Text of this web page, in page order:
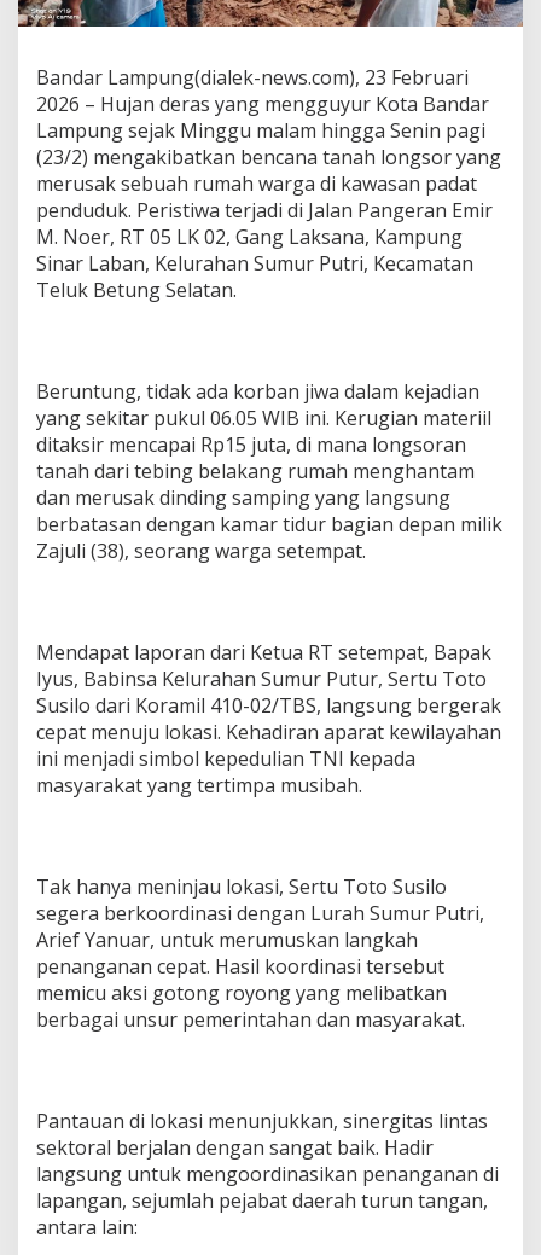
g
a
n
g
T
e
r
d
a
m
p
n
g
s
o
r
Bandar Lampung(dialek-news.com), 23 Februari
2026 – Hujan deras yang mengguyur Kota Bandar
Lampung sejak Minggu malam hingga Senin pagi
(23/2) mengakibatkan bencana tanah longsor yang
merusak sebuah rumah warga di kawasan padat
penduduk. Peristiwa terjadi di Jalan Pangeran Emir
M. Noer, RT 05 LK 02, Gang Laksana, Kampung
Sinar Laban, Kelurahan Sumur Putri, Kecamatan
Teluk Betung Selatan.
Beruntung, tidak ada korban jiwa dalam kejadian
yang sekitar pukul 06.05 WIB ini. Kerugian materiil
ditaksir mencapai Rp15 juta, di mana longsoran
tanah dari tebing belakang rumah menghantam
dan merusak dinding samping yang langsung
berbatasan dengan kamar tidur bagian depan milik
Zajuli (38), seorang warga setempat.
Mendapat laporan dari Ketua RT setempat, Bapak
Iyus, Babinsa Kelurahan Sumur Putur, Sertu Toto
Susilo dari Koramil 410-02/TBS, langsung bergerak
cepat menuju lokasi. Kehadiran aparat kewilayahan
ini menjadi simbol kepedulian TNI kepada
masyarakat yang tertimpa musibah.
Tak hanya meninjau lokasi, Sertu Toto Susilo
segera berkoordinasi dengan Lurah Sumur Putri,
Arief Yanuar, untuk merumuskan langkah
penanganan cepat. Hasil koordinasi tersebut
memicu aksi gotong royong yang melibatkan
berbagai unsur pemerintahan dan masyarakat.
Pantauan di lokasi menunjukkan, sinergitas lintas
sektoral berjalan dengan sangat baik. Hadir
langsung untuk mengoordinasikan penanganan di
lapangan, sejumlah pejabat daerah turun tangan,
antara lain: